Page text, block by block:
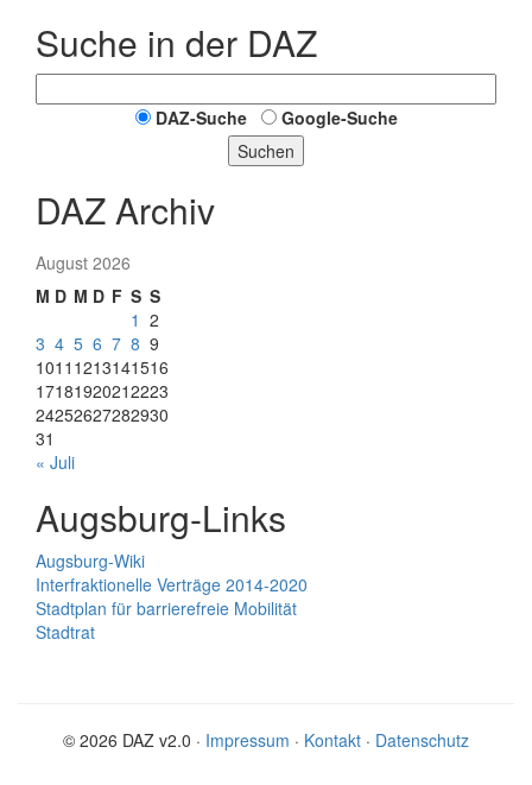
Suche in der DAZ
DAZ-Suche
Google-Suche
Suchen
DAZ Archiv
August 2026
M D M D F S S
1 2
3 4 5 6 7 8 9
1011 1213141516
17181920212223
24252627282930
31
« Juli
Augsburg-Links
Augsburg-Wiki
Interfraktionelle Verträge 2014-2020
Stadtplan für barrierefreie Mobilität
Stadtrat
© 2026 DAZ v2.0 · Impressum · Kontakt · Datenschutz